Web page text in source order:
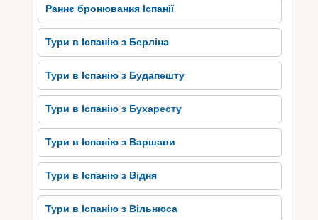
Раннє бронювання Іспанії
Тури в Іспанію з Берліна
Тури в Іспанію з Будапешту
Тури в Іспанію з Бухаресту
Тури в Іспанію з Варшави
Тури в Іспанію з Відня
Тури в Іспанію з Вільнюса